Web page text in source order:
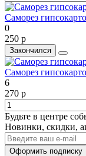
Саморез
0
250 р
Закончился
Саморез
6
270 р
Будьте в центре
Новинки, скидки,
Оформить подписку